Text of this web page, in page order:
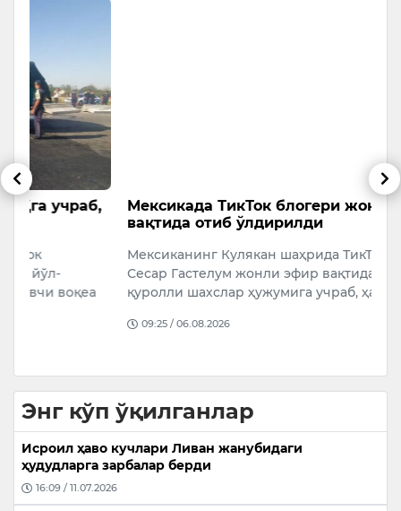
Мексикада ТикТок блогери жонли эфир
вақтида отиб ўлдирилди
Мексиканинг Кулякан шаҳрида ТикТок блогери
Сесар Гастелум жонли эфир вақтида номаълум
қуролли шахслар ҳужумига учраб, ҳалок …
09:25 / 06.08.2026
Энг кўп ўқилганлар
Исроил ҳаво кучлари Ливан жанубидаги
ҳудудларга зарбалар берди
16:09 / 11.07.2026